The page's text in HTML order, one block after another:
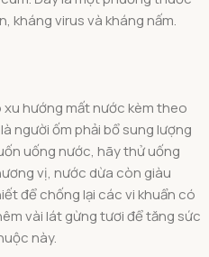
kháng virus và kháng nấm.
hướng mất nước kèm theo
người ốm phải bổ sung lượng
uống nước, hãy thử uống
vị, nước dừa còn giàu
để chống lại các vi khuẩn có
vài lát gừng tươi để tăng sức
này.